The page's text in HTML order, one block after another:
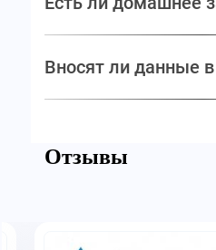
Вносят ли данные
Отзывы